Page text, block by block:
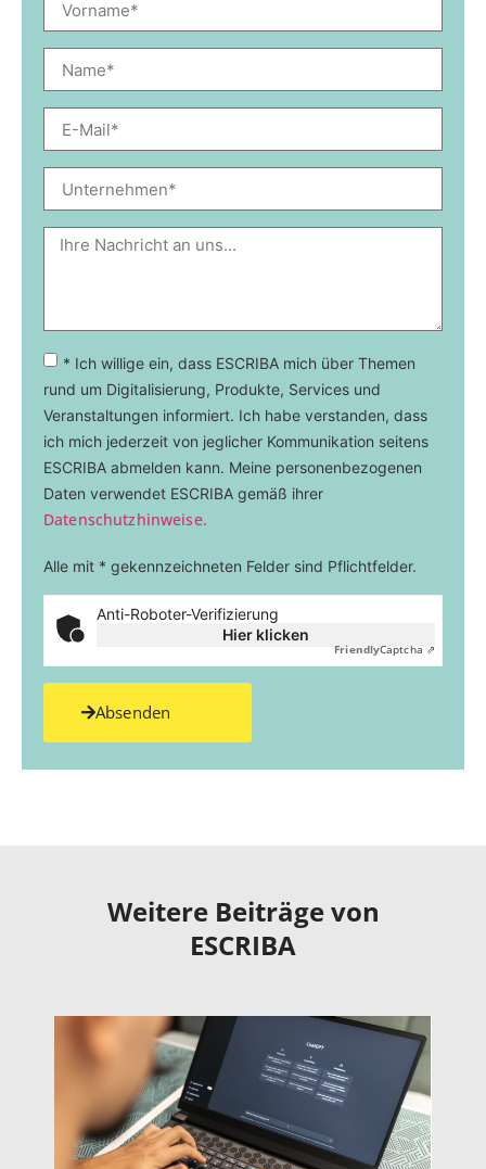
* Ich willige ein, dass ESCRIBA mich über Themen
rund um Digitalisierung, Produkte, Services und
Veranstaltungen informiert. Ich habe verstanden, dass
ich mich jederzeit von jeglicher Kommunikation seitens
ESCRIBA abmelden kann. Meine personenbezogenen
Daten verwendet ESCRIBA gemäß ihrer
Datenschutzhinweise.
Alle mit * gekennzeichneten Felder sind Pflichtfelder.
Anti-Roboter-Verifizierung
Hier klicken
FriendlyCaptcha ⇗
Absenden
Weitere Beiträge von
ESCRIBA